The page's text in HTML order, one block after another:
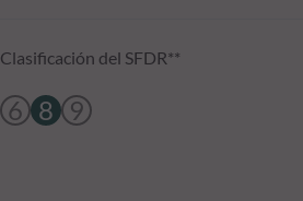
Clasificación del SFDR**
6 8 9